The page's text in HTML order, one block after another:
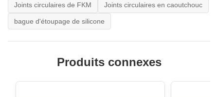
Joints circulaires de FKM Joints circulaires en caoutchouc
bague d'étoupage de silicone
Produits connexes